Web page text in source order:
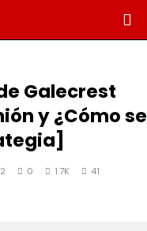
Galecrest
y ¿Cómo se
0 1.7K 41